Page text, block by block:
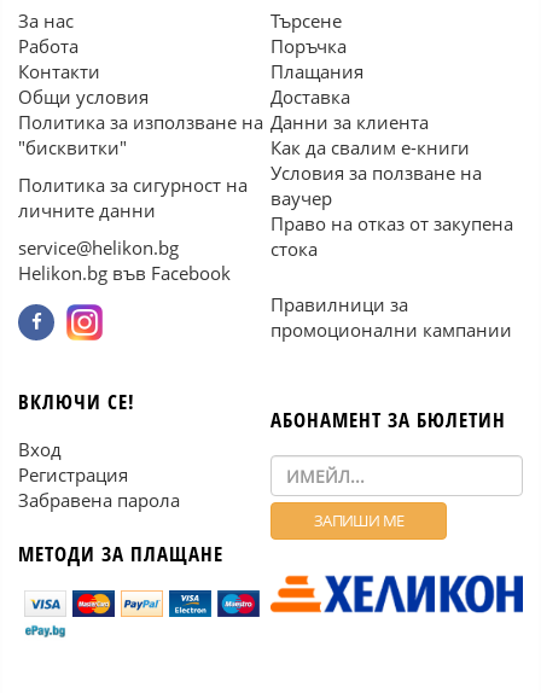
За нас
Работа
Контакти
Общи условия
Политика за използване на
"бисквитки"
Политика за сигурност на
личните данни
service@helikon.bg
Helikon.bg във Facebook
Търсене
Поръчка
Плащания
Доставка
Данни за клиента
Как да свалим е-книги
Условия за ползване на
ваучер
Право на отказ от закупена
стока
Правилници за
промоционални кампании
ВКЛЮЧИ СЕ!
Вход
Регистрация
Забравена парола
МЕТОДИ ЗА ПЛАЩАНЕ
АБОНАМЕНТ ЗА БЮЛЕТИН